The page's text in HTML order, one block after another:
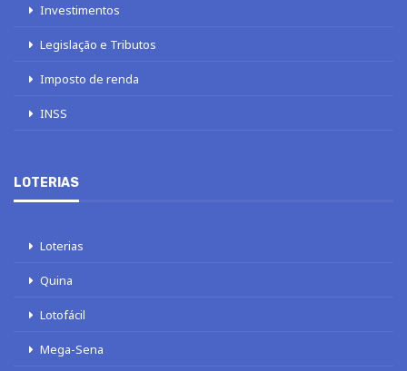
Investimentos
Legislação e Tributos
Imposto de renda
INSS
LOTERIAS
Loterias
Quina
Lotofácil
Mega-Sena